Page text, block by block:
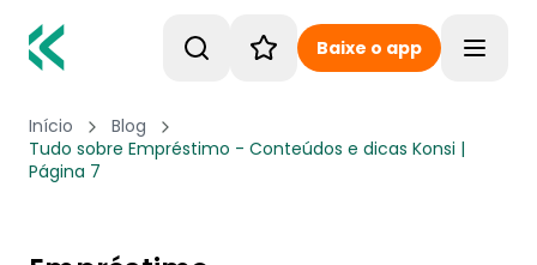
Baixe o app
Início
Blog
Tudo sobre Empréstimo - Conteúdos e dicas Konsi |
Página 7